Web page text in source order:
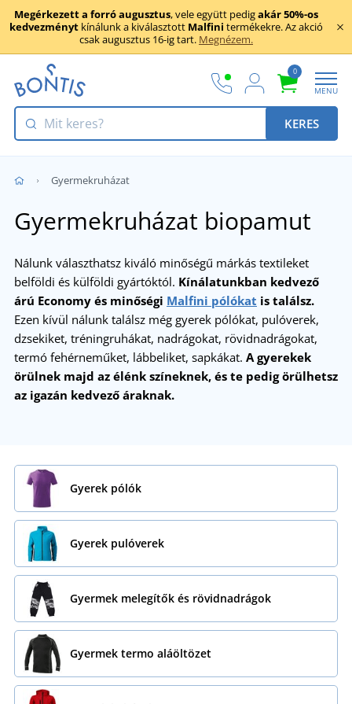
Megérkezett a forró augusztus, vele együtt pedigakár 50%-os
kedvezményt kínálunk a kiválasztott Malfini termékekre. Az akció
csak augusztus 16-ig tart. Megnézem.
0
MENU
KERES
Gyermekruházat
Gyermekruházat biopamut
Nálunk választhatsz kiváló minőségű márkás textileket
belföldi és külföldi gyártóktól. Kínálatunkban kedvező
árú Economy és minőségi Malfini pólókat is találsz.
Ezen kívül nálunk találsz még gyerek pólókat, pulóverek,
dzsekiket, tréningruhákat, nadrágokat, rövidnadrágokat,
termó fehérneműket, lábbeliket, sapkákat. A gyerekek
örülnek majd az élénk színeknek, és te pedig örülhetsz
az igazán kedvező áraknak.
Gyerek pólók
Gyerek pulóverek
Gyermek melegítők és rövidnadrágok
Gyermek termo aláöltözet